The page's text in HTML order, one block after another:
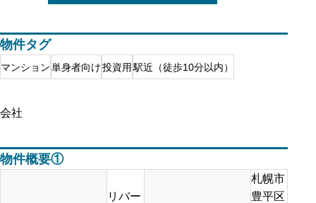
物件タグ
マンション単身者向け投資用 駅近（徒歩10分以内）
会社
物件概要①
リバー
札幌市
豊平区